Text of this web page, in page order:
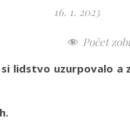
16. 1. 2023
Počet
lidstvo uzurpovalo a